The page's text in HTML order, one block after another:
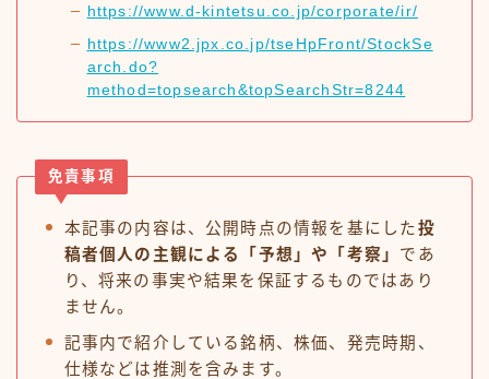
https://www.d-kintetsu.co.jp/corporate/ir/
https://www2.jpx.co.jp/tseHpFront/StockSe
arch.do?
method=topsearch&topSearchStr=8244
免責事項
本記事の内容は、公開時点の情報を基にした投
稿者個人の主観による「予想」や「考察」 であ
り、将来の事実や結果を保証するものではあり
ません。
記事内で紹介している銘柄、株価、発売時期、
仕様などは推測を含みます。